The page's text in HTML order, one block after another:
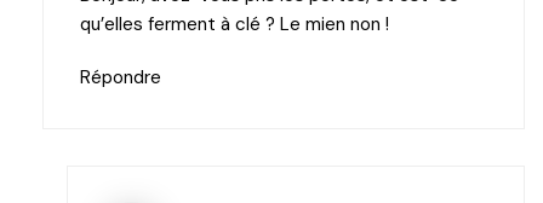
qu’elles ferment à clé ? Le mien non !
Répondre